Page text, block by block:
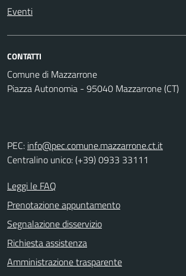
Eventi
CONTATTI
Comune di Mazzarrone
Piazza Autonomia - 95040 Mazzarrone (CT)
PEC: info@pec.comune.mazzarrone.ct.it
Centralino unico: (+39) 0933 33111
Leggi le FAQ
Prenotazione appuntamento
Segnalazione disservizio
Richiesta assistenza
Amministrazione trasparente